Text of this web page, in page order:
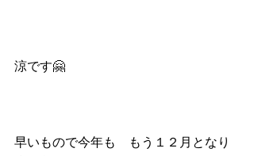
涼です🤗
早いもので今年も　もう１２月となり